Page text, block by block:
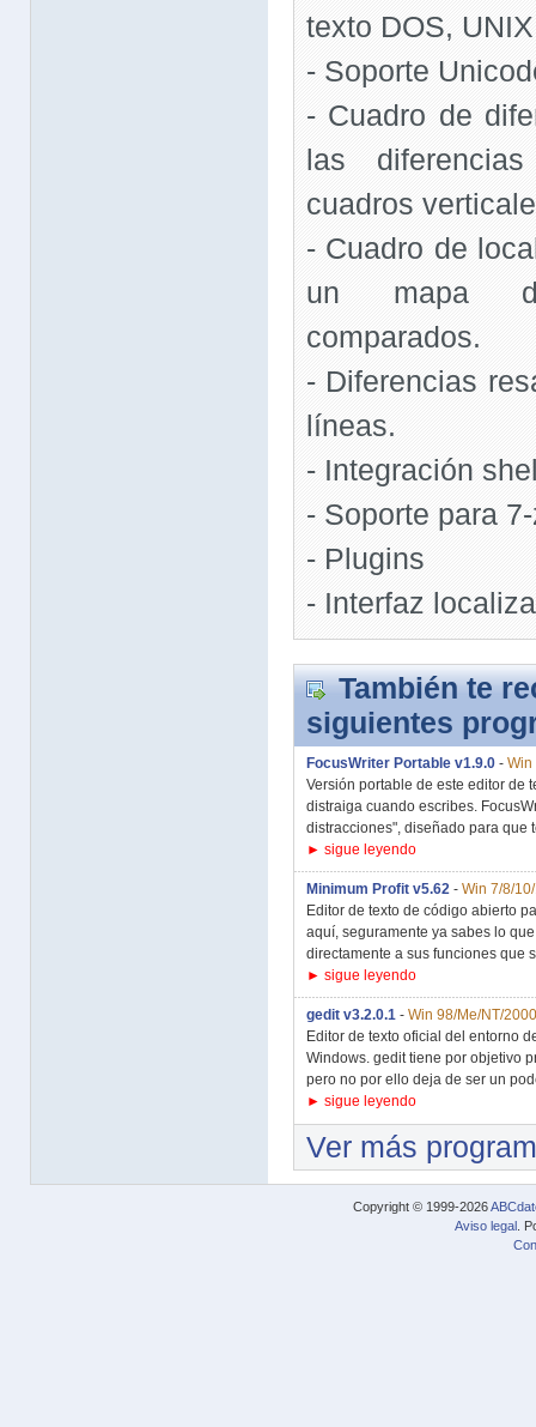
texto DOS,
- Soporte
- Cuadro de
las
cuadros
- Cuadro de
un mapa
comparados.
- Diferencias
líneas.
- Integración
- Soporte para
- Plugins
- Interfaz
También te
siguientes
FocusWriter Portable v1.9.0 - Win
Versión portable de este editor de
distraiga cuando escribes.
distracciones", diseñado para que
► sigue leyendo
Minimum Profit v5.62 - Win 7/8/
Editor de texto de código abierto
aquí, seguramente ya sabes lo
directamente a sus funciones que
► sigue leyendo
gedit v3.2.0.1 - Win 98/Me/NT/
Editor de texto oficial del entorno
Windows. gedit tiene por objetivo
pero no por ello deja de ser un
► sigue leyendo
Ver más
Copyright © 1999-2026
Aviso legal .